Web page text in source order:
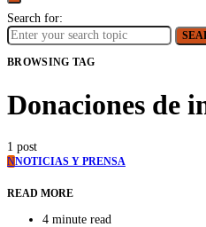
Search for:
BROWSING TAG
Donaciones de
1 post
NNOTICIAS Y PRENSA
READ MORE
4 minute read